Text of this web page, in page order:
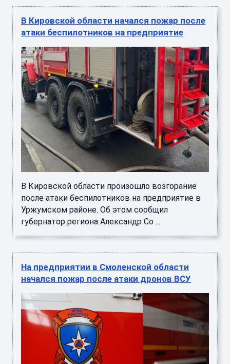
В Кировской области начался пожар после
атаки беспилотников на предприятие
В Кировской области произошло возгорание
после атаки беспилотников на предприятие в
Уржумском районе. Об этом сообщил
губернатор региона Александр Со ...
На предприятии в Смоленской области
начался пожар после атаки дронов ВСУ